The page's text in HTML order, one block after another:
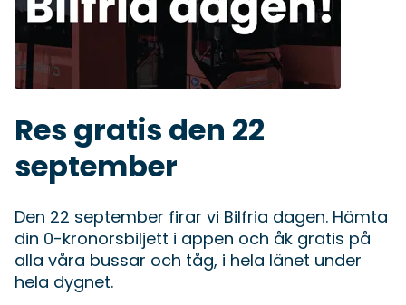
Res gratis den 22
september
Den 22 september firar vi Bilfria dagen. Hämta
din 0-kronorsbiljett i appen och åk gratis på
alla våra bussar och tåg, i hela länet under
hela dygnet.